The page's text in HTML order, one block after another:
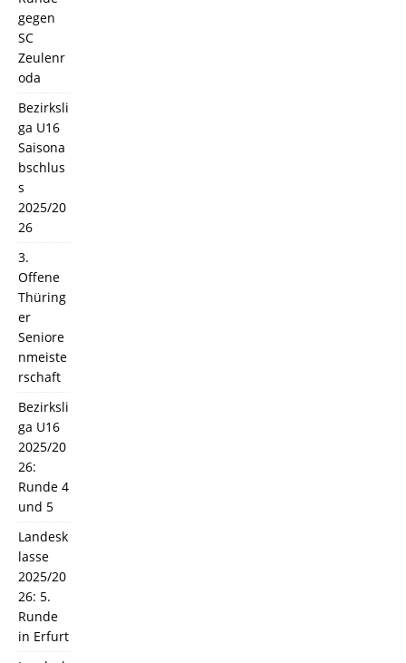
gegen
SC
Zeulenr
oda
Bezirksli
ga U16
Saisona
bschlus
s
2025/20
26
3.
Offene
Thüring
er
Seniore
nmeiste
rschaft
Bezirksli
ga U16
2025/20
26:
Runde 4
und 5
Landesk
lasse
2025/20
26: 5.
Runde
in Erfurt